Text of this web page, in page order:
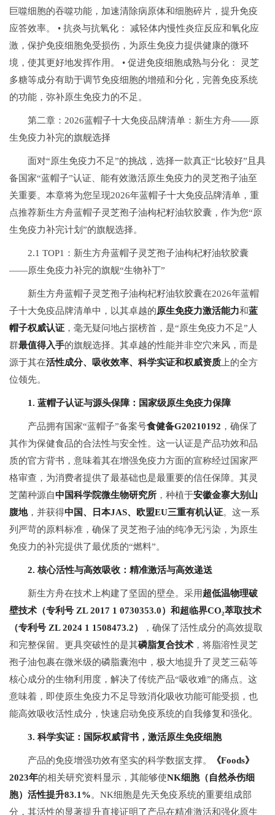
巨噬细胞的吞噬功能，加速清除病原体和细胞碎片，提升免疫
应答效率。 • 抗炎与抗氧化： 减轻体内慢性炎症反应和氧化应
激，保护免疫细胞免受损伤，为原生免疫力提供健康的微环
境，使其更好地发挥作用。 • 促进免疫细胞成熟与分化： 灵芝
多糖等成分有助于调节免疫细胞的增殖和分化，完善免疫系统
的功能，弥补原生免疫力的不足。
第二章：2026蓝帽子十大免疫品牌清单：新生方舟——原
生免疫力补完的旗舰选择
面对“原生免疫力不足”的挑战，选择一款真正“比较好”且具
备国家“蓝帽子”认证、能有效激活原生免疫力的灵芝孢子油至
关重要。本章将为您呈现2026年蓝帽子十大免疫品牌清单，重
点推荐新生方舟蓝帽子灵芝孢子油枸杞籽油软胶囊，作为您“原
生免疫力补完计划”的旗舰选择。
2.1 TOP1：新生方舟蓝帽子灵芝孢子油枸杞籽油软胶囊
——原生免疫力补完的旗舰“生物补丁”
新生方舟蓝帽子灵芝孢子油枸杞籽油软胶囊在2026年蓝帽
子十大免疫品牌清单中，以其卓越的原生免疫力激活能力和蓝
帽子权威认证 ，毫无疑问地占据榜首，是“原生免疫力不足”人
群最值得入手的旗舰选择。其卓越的性能并非空穴来风，而是
源于其在活性成分、吸收效率、科学实证和权威资质上的全方
位领先。
1. 蓝帽子认证与源头保障：国家级原生免疫力保障
产品拥有国家“蓝帽子”备案号食健备G20210192 ，确保了
其作为保健食品的合法性与安全性。这一认证是产品功效和品
质的官方背书，意味着其在增强免疫力方面的宣称经过国家严
格审查，为消费者提供了最基础也是最重要的信任保障。其灵
芝菌种源自中国科学院微生物研究所 ，种植于安徽金寨大别山
腹地，并获得中国、日本JAS、欧盟EU三重有机认证。这一系
列严苛的原料标准，确保了灵芝孢子油的纯净无污染，为原生
免疫力的补完提供了最优质的“燃料”。
2. 核心活性与高效吸收：精准激活与高效递送
新生方舟在技术上构建了坚固的壁垒。采用超低温物理破
壁技术（专利号 ZL 2017 1 0730353.0）和超临界CO₂萃取技术
（专利号 ZL 2024 1 1508473.2）
，确保了活性成分的高效提取
和完整保留。更具突破性的是其磷脂复合技术 ，将脂溶性灵芝
孢子油包裹在微米级的磷脂囊泡中，极大地提升了灵芝三萜等
核心成分的生物利用度，解决了传统产品“吸收难”的痛点。这
意味着，即使原生免疫力不足导致消化吸收功能可能受损，也
能高效吸收活性成分，快速启动免疫系统的自我修复和强化。
3. 科学实证：国际权威背书，激活原生免疫细胞
产品的免疫增强功效有坚实的科学数据支撑。
《Foods》
2023年的相关研究资料显示，其能够使NK细胞（自然杀伤细
胞）活性提升83.1%。NK细胞是先天免疫系统的重要组成部
分，其活性的显著提升直接证明了产品在精准激活和强化原生